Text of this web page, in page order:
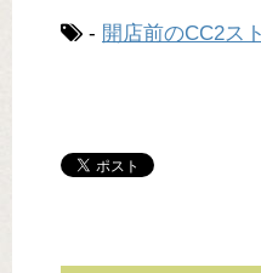
- 開店前のCC2ス